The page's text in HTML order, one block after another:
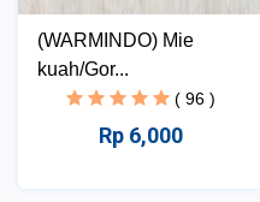
(WARMINDO) Mie
kuah/Gor...
( 96 )
Rp 6,000